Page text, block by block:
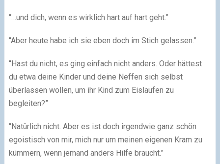
“…und dich, wenn es wirklich hart auf hart geht.”
“Aber heute habe ich sie eben doch im Stich gelassen.”
“Hast du nicht, es ging einfach nicht anders. Oder hättest
du etwa deine Kinder und deine Neffen sich selbst
überlassen wollen, um ihr Kind zum Eislaufen zu
begleiten?”
“Natürlich nicht. Aber es ist doch irgendwie ganz schön
egoistisch von mir, mich nur um meinen eigenen Kram zu
kümmern, wenn jemand anders Hilfe braucht.”